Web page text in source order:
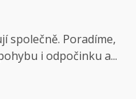
společně. Poradíme,
i odpočinku a...